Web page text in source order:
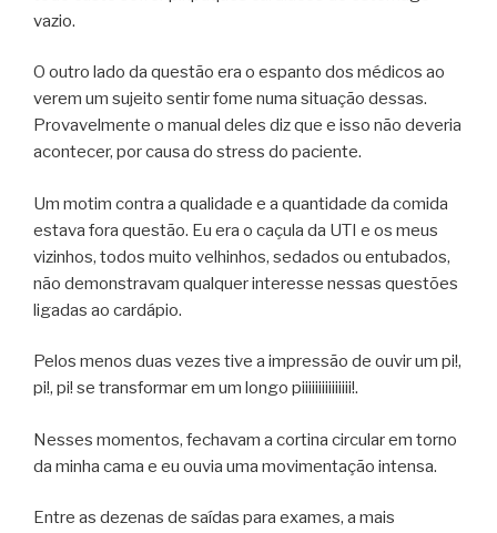
vazio.
O outro lado da questão era o espanto dos médicos ao
verem um sujeito sentir fome numa situação dessas.
Provavelmente o manual deles diz que e isso não deveria
acontecer, por causa do stress do paciente.
Um motim contra a qualidade e a quantidade da comida
estava fora questão. Eu era o caçula da UTI e os meus
vizinhos, todos muito velhinhos, sedados ou entubados,
não demonstravam qualquer interesse nessas questões
ligadas ao cardápio.
Pelos menos duas vezes tive a impressão de ouvir um pi!,
pi!, pi! se transformar em um longo piiiiiiiiiiiiiii!.
Nesses momentos, fechavam a cortina circular em torno
da minha cama e eu ouvia uma movimentação intensa.
Entre as dezenas de saídas para exames, a mais